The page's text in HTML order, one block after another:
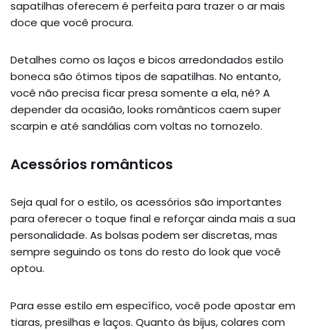
sapatilhas oferecem é perfeita para trazer o ar mais
doce que você procura.
Detalhes como os laços e bicos arredondados estilo
boneca são ótimos tipos de sapatilhas. No entanto,
você não precisa ficar presa somente a ela, né? A
depender da ocasião, looks românticos caem super
scarpin e até sandálias com voltas no tornozelo.
Acessórios românticos
Seja qual for o estilo, os acessórios são importantes
para oferecer o toque final e reforçar ainda mais a sua
personalidade. As bolsas podem ser discretas, mas
sempre seguindo os tons do resto do look que você
optou.
Para esse estilo em específico, você pode apostar em
tiaras, presilhas e laços. Quanto às bijus, colares com